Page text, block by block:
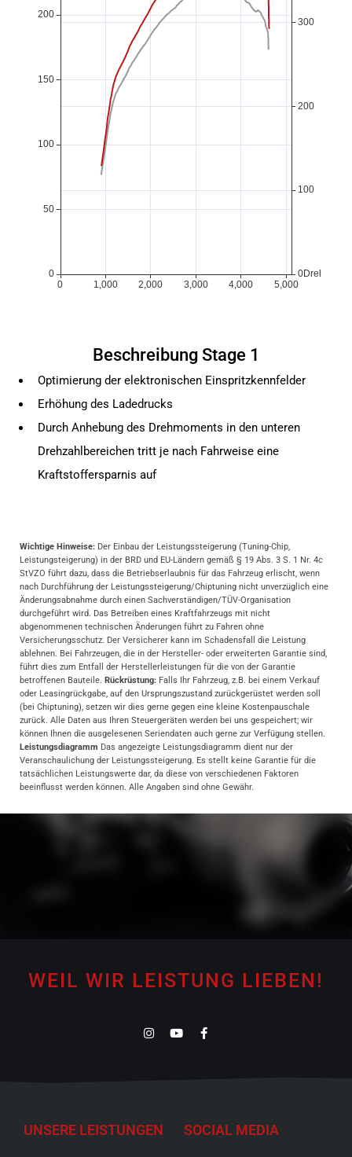
Beschreibung Stage 1
Optimierung der elektronischen Einspritzkennfelder
Erhöhung des Ladedrucks
Durch Anhebung des Drehmoments in den unteren
Drehzahlbereichen tritt je nach Fahrweise eine
Kraftstoffersparnis auf
Wichtige Hinweise: Der Einbau der Leistungssteigerung (Tuning-Chip,
Leistungsteigerung) in der BRD und EU-Ländern gemäß § 19 Abs. 3 S. 1 Nr. 4c
StVZO führt dazu, dass die Betriebserlaubnis für das Fahrzeug erlischt, wenn
nach Durchführung der Leistungssteigerung/Chiptuning nicht unverzüglich eine
Änderungsabnahme durch einen Sachverständigen/TÜV-Organisation
durchgeführt wird. Das Betreiben eines Kraftfahrzeugs mit nicht
abgenommenen technischen Änderungen führt zu Fahren ohne
Versicherungsschutz. Der Versicherer kann im Schadensfall die Leistung
ablehnen. Bei Fahrzeugen, die in der Hersteller- oder erweiterten Garantie sind,
führt dies zum Entfall der Herstellerleistungen für die von der Garantie
betroffenen Bauteile. Rückrüstung: Falls Ihr Fahrzeug, z.B. bei einem Verkauf
oder Leasingrückgabe, auf den Ursprungszustand zurückgerüstet werden soll
(bei Chiptuning), setzen wir dies gerne gegen eine kleine Kostenpauschale
zurück. Alle Daten aus Ihren Steuergeräten werden bei uns gespeichert; wir
können Ihnen die ausgelesenen Seriendaten auch gerne zur Verfügung stellen.
Leistungsdiagramm Das angezeigte Leistungsdiagramm dient nur der
Veranschaulichung der Leistungssteigerung. Es stellt keine Garantie für die
tatsächlichen Leistungswerte dar, da diese von verschiedenen Faktoren
beeinflusst werden können. Alle Angaben sind ohne Gewähr.
WEIL WIR LEISTUNG LIEBEN!
UNSERE LEISTUNGEN SOCIAL MEDIA